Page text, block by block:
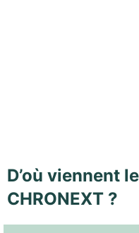
D’où viennent
CHRONEXT ?